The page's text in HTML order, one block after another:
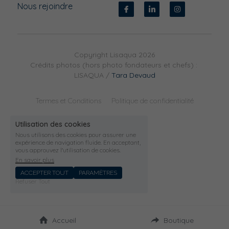
Nous rejoindre
Copyright Lisaqua 2026
Crédits photos (hors photo fondateurs et chefs) :
LISAQUA / Tara Devaud
Termes et Conditions Politique de confidentialité
Accueil Boutique
Utilisation des cookies
Nous utilisons des cookies pour assurer une
expérience de navigation fluide. En acceptant,
vous approuvez l'utilisation de cookies.
En savoir plus
ACCEPTER TOUT PARAMÈTRES
Refuser Tout